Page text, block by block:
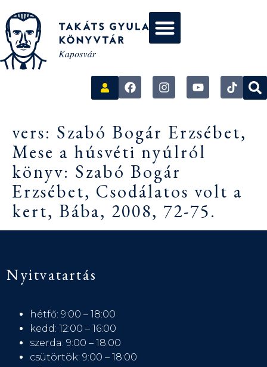
vers: Szabó Bogár Erzsébet,
Mese a húsvéti nyúlról
könyv: Szabó Bogár
Erzsébet, Csodálatos volt a
kert, Bába, 2008, 72-75.
Nyitvatartás
hétfő: 9:00 – 18:00
kedd: 12:00 – 16:00
szerda: 9:00 – 18:00
csütörtök: 9:00 – 18:00